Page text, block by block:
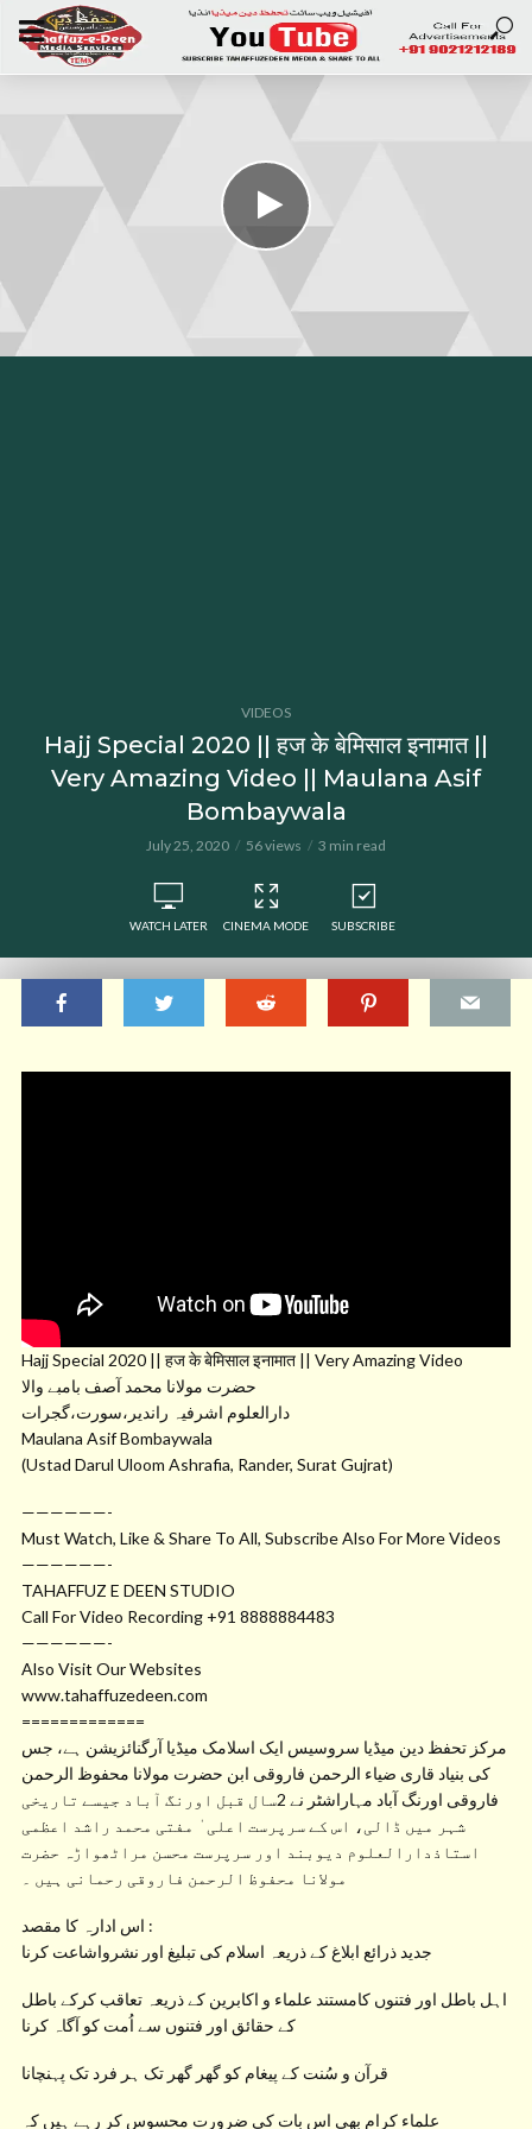
VIDEOS
Hajj Special 2020 || हज के बेमिसाल इनामात ||
Very Amazing Video || Maulana Asif
Bombaywala
July 25, 2020 56 views 3 min read
WATCH LATER CINEMA MODE SUBSCRIBE
Hajj Special 2020 || हज के बेमिसाल इनामात || Very Amazing Video
حضرت مولانا محمد آصف بامبے والا
دارالعلوم اشرفیہ راندیر،سورت،گجرات
Maulana Asif Bombaywala
(Ustad Darul Uloom Ashrafia, Rander, Surat Gujrat)
——————-
Must Watch, Like & Share To All, Subscribe Also For More Videos
——————-
TAHAFFUZ E DEEN STUDIO
Call For Video Recording +91 8888884483
——————-
Also Visit Our Websites
www.tahaffuzedeen.com
=============
مرکز تحفظ دین میڈیا سروسیس ایک اسلامک میڈیا آرگنائزیشن ہے، جس
کی بنیاد قاری ضیاء الرحمن فاروقی ابن حضرت مولانا محفوظ الرحمن
فاروقی اورنگ آباد مہاراشٹر نے 2سال قبل اورنگ آباد جیسے تاریخی
شہر میں ڈالی، اس کے سرپرست اعلی ٰ مفتی محمد راشد اعظمی
استاذدارالعلوم دیوبند اور سرپرست محسن مراٹھواڑہ حضرت
مولانا محفوظ الرحمن فاروقی رحمانی ہیں ۔
اس ادارہ کا مقصد :
جدید ذرائع ابلاغ کے ذریعہ اسلام کی تبلیغ اور نشرواشاعت کرنا
اہل باطل اور فتنوں کامستند علماء و اکابرین کے ذریعہ تعاقب کرکے باطل
کے حقائق اور فتنوں سے اُمت کو آگاہ کرنا
قرآن و سُنت کے پیغام کو گھر گھر تک ہر فرد تک پہنچانا
علماء کرام بھی اس بات کی ضرورت محسوس کر رہے ہیں کہ